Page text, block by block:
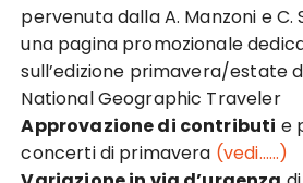
pervenuta dalla A. Manzoni e C.
una pagina promozionale
sull’edizione primavera/estate
National Geographic Traveler
Approvazione di contributi e
concerti di primavera (vedi……)